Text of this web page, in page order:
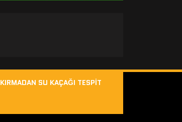
KIRMADAN SU KAÇAĞI TESPIT